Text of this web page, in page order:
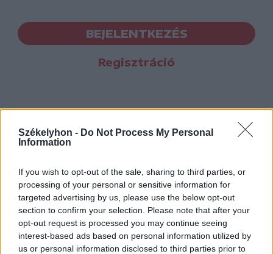
Székelyhon - Do Not Process My Personal
Information
If you wish to opt-out of the sale, sharing to third parties, or
processing of your personal or sensitive information for
targeted advertising by us, please use the below opt-out
section to confirm your selection. Please note that after your
opt-out request is processed you may continue seeing
interest-based ads based on personal information utilized by
us or personal information disclosed to third parties prior to
BEJELENTKEZÉS
Regisztráció
Hasznos
Impresszum